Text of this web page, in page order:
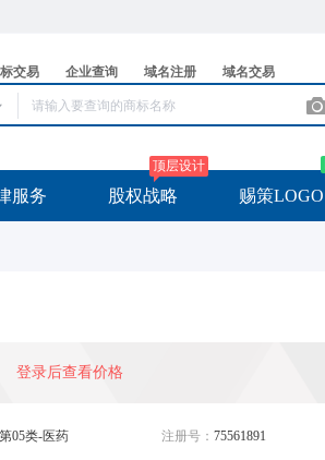
交易 企业查询 域名注册 域名交易
服务 股权战略
顶层设计
赐策LOGO
登录后查看价格
第05类-医药 注册号： 75561891